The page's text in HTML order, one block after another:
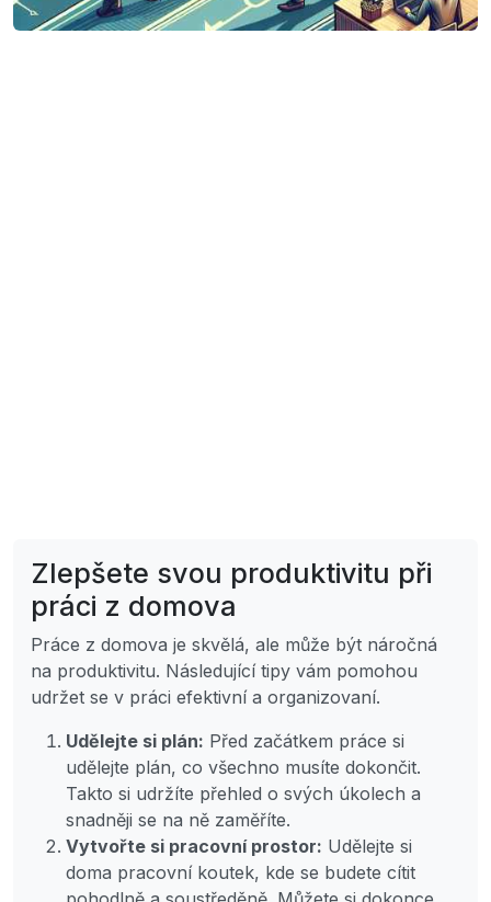
Zlepšete svou produktivitu při
práci z domova
Práce z domova je skvělá, ale může být náročná
na produktivitu. Následující tipy vám pomohou
udržet se v práci efektivní a organizovaní.
Udělejte si plán: Před začátkem práce si
udělejte plán, co všechno musíte dokončit.
Takto si udržíte přehled o svých úkolech a
snadněji se na ně zaměříte.
Vytvořte si pracovní prostor: Udělejte si
doma pracovní koutek, kde se budete cítit